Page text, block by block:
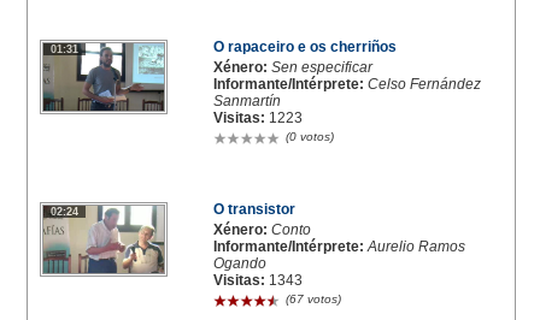
01:31
O rapaceiro e os cherriños
Xénero: Sen especificar
Informante/Intérprete: Celso Fernández
Sanmartín
Visitas: 1223
(0 votos)
02:24
O transistor
Xénero: Conto
Informante/Intérprete: Aurelio Ramos
Ogando
Visitas: 1343
(67 votos)